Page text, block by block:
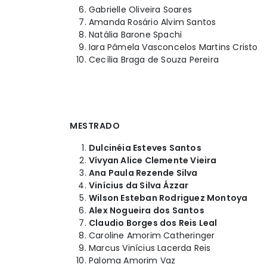
Gabrielle Oliveira Soares
Amanda Rosário Alvim Santos
Natália Barone Spachi
Iara Pâmela Vasconcelos Martins Cristo
Cecília Braga de Souza Pereira
MESTRADO
Dulcinéia Esteves Santos
Vívyan Alice Clemente Vieira
Ana Paula Rezende Silva
Vinícius da Silva Ázzar
Wilson Esteban Rodriguez Montoya
Alex Nogueira dos Santos
Claudio Borges dos Reis Leal
Caroline Amorim Catheringer
Marcus Vinícius Lacerda Reis
Paloma Amorim Vaz